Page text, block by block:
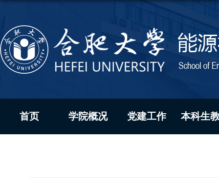
首页 学院概况 党建工作 本科生